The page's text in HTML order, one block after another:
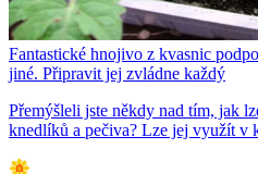
Fantastické hnojivo z kvasnic
jiné. Připravit jej zvládne každý
Přemýšleli jste někdy nad tím, jak
knedlíků a pečiva? Lze jej využít v